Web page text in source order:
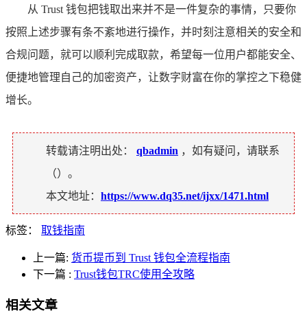
从 Trust 钱包把钱取出来并不是一件复杂的事情，只要你
按照上述步骤有条不紊地进行操作，并时刻注意相关的安全和
合规问题，就可以顺利完成取款，希望每一位用户都能安全、
便捷地管理自己的加密资产，让数字财富在你的掌控之下稳健
增长。
转载请注明出处： qbadmin ，如有疑问，请联系
（）。
本文地址： https://www.dq35.net/ijxx/1471.html
标签： 取钱指南
上一篇: 货币提币到 Trust 钱包全流程指南
下一篇 : Trust钱包TRC使用全攻略
相关文章